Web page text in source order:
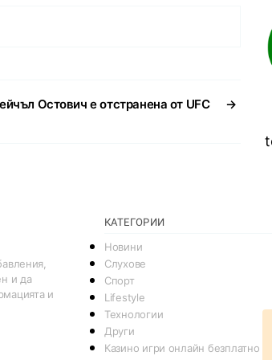
→
Остович е отстранена от UFC
и да
и
КАТЕГОРИИ
Новини
Слухове
Спорт
Lifestyle
Технологии
Други
Казино игри онлайн безплатно